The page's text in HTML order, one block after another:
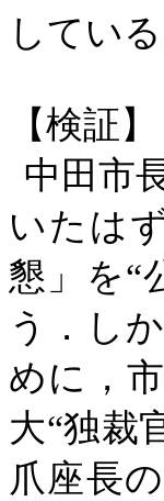
している
【検証】
中田市
いたは
懇」を“
う．し
めに，
大“独裁
爪座長